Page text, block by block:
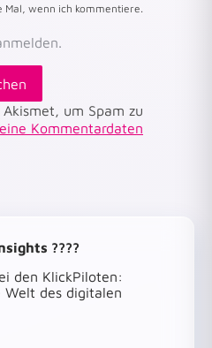
Mal, wenn ich kommentiere.
um Spam zu
Kommentardaten
????
den KlickPiloten:
Welt des digitalen